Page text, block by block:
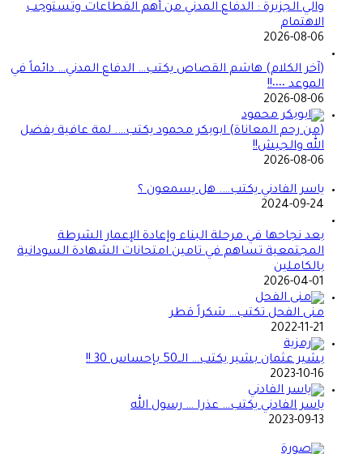
والي الجزيرة : الدفاع المدني من أهم القطاعات وتستوجب
الاهتمام
2026-08-06
(آخر الكلام) هاشم القصاص يكتب… الدفاع المدني… دائماً في
الموعد ٠٠٠٠!!
2026-08-06
(من رحم المعاناة) ابوبكر محمود يكتب…. لمة عافية بفضل
الله والجيش!!
2026-08-06
ياسر الفادني يكتب…. هل يسمعون ؟
2024-09-24
بعد نجاحها في مرحلة البناء وإعادة الإعمار الشرطة
المجتمعية تساهم في تامين امتحانات الشهادة السودانية
بالكاملين
2026-04-01
منى الفحل تكتب… شكراً قطر
2022-11-21
بشير عثمان بشير يكتب… الــ50 بإحساس 30 !!
2023-10-16
ياسر الفادني يكتب… عذرا … رسول الله
2023-09-13